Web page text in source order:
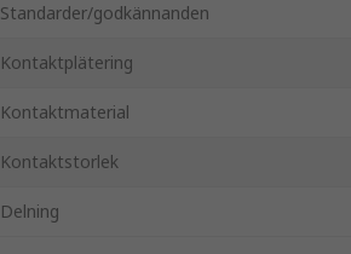
Standarder/godkännanden
Kontaktplätering
Kontaktmaterial
Kontaktstorlek
Delning